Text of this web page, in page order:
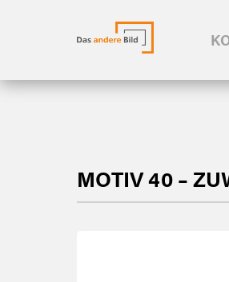
MOTIV 40 –